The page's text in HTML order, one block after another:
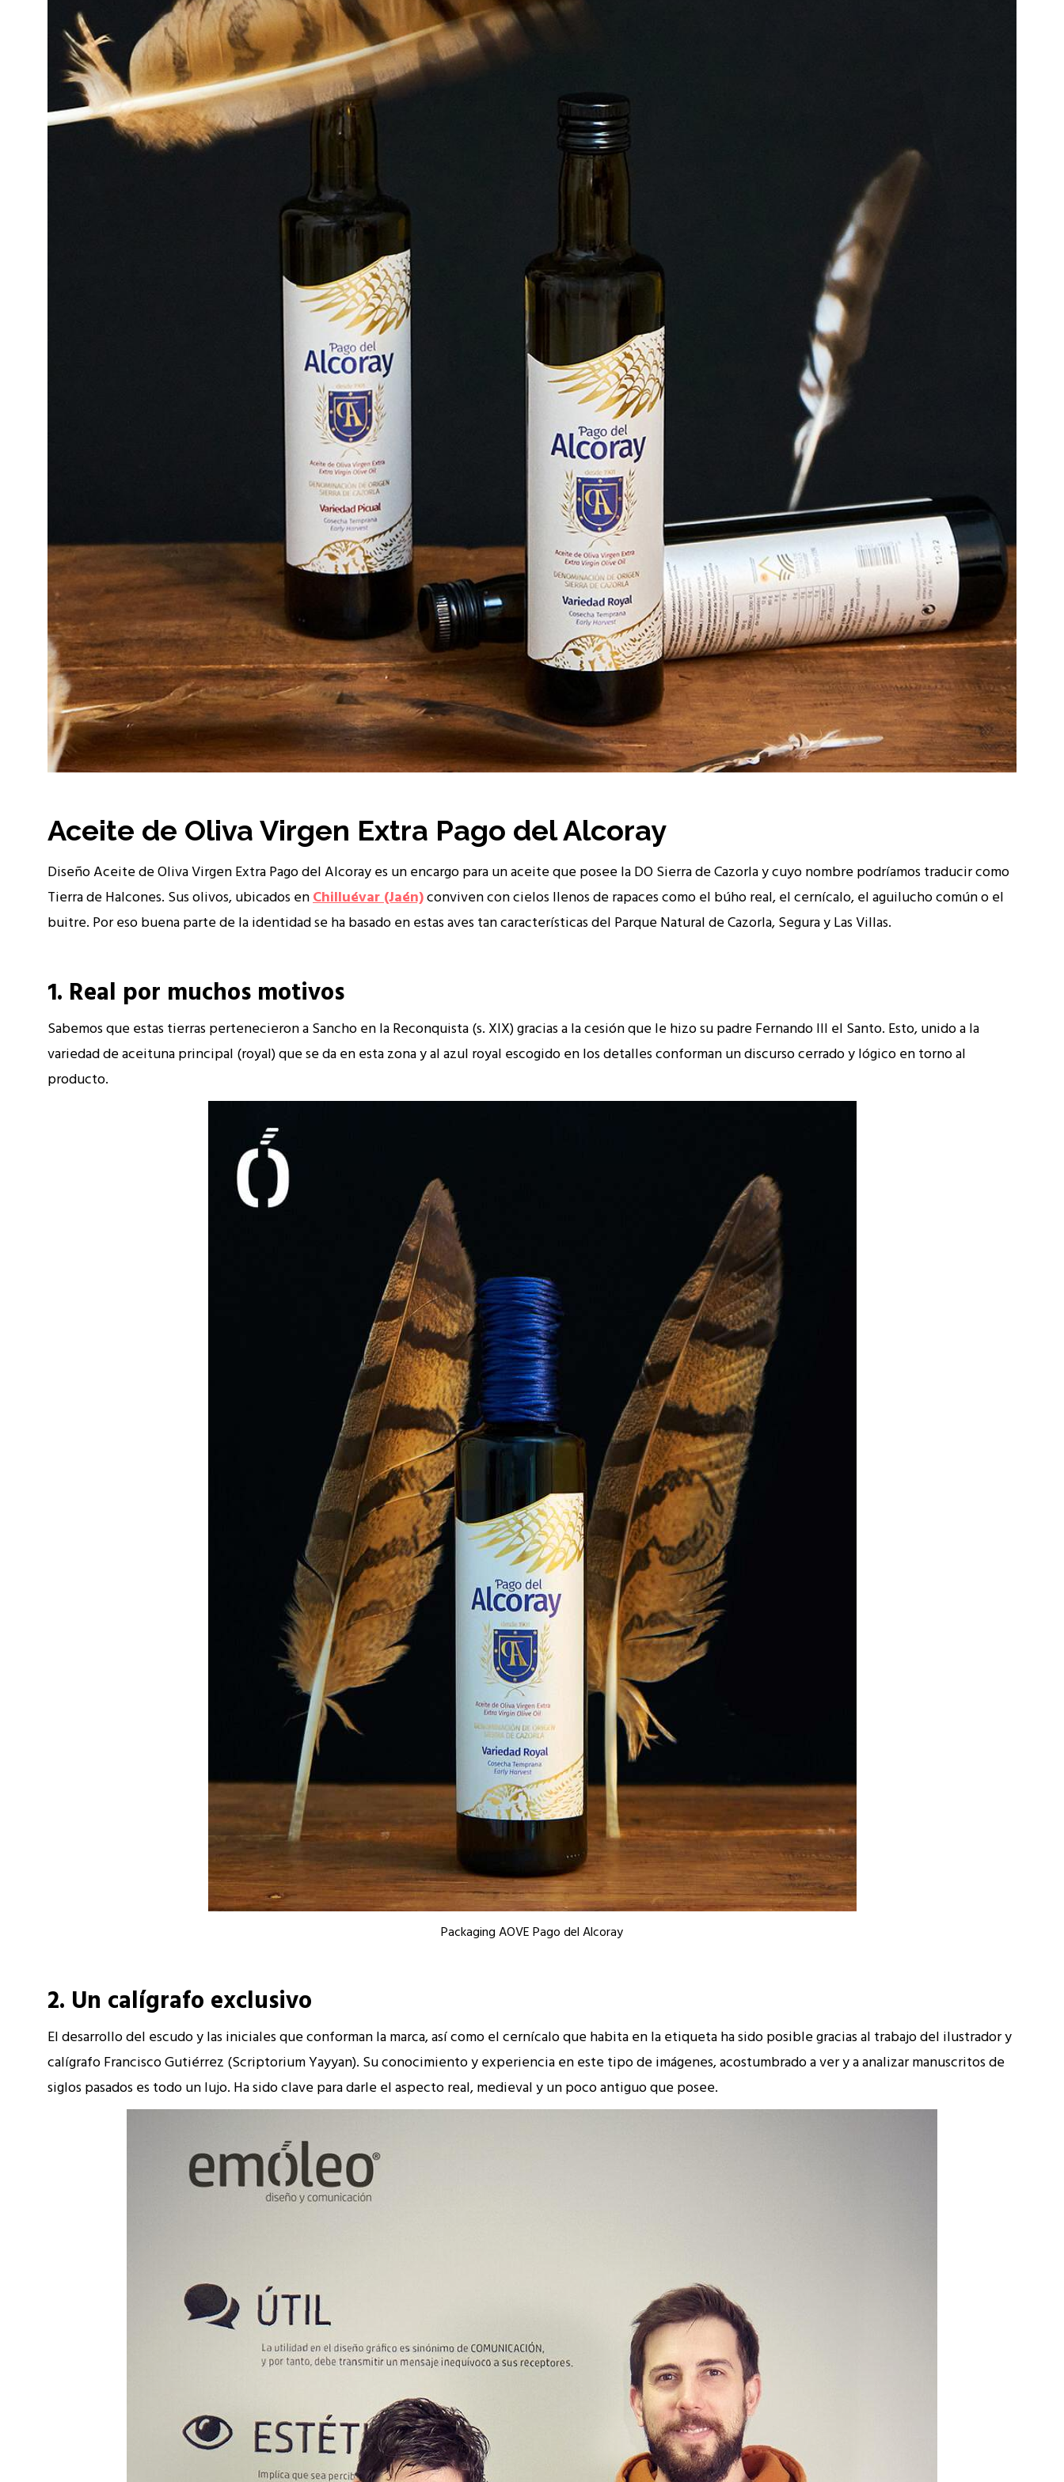
Aceite de Oliva Virgen Extra Pago del Alcoray
Diseño Aceite de Oliva Virgen Extra Pago del Alcoray es un encargo para un aceite que posee la DO Sierra de Cazorla y cuyo nombre podríamos traducir como
Tierra de Halcones. Sus olivos, ubicados enChilluévar (Jaén)conviven con cielos llenos de rapaces como el búho real, el cernícalo, el aguilucho común o el
buitre. Por eso buena parte de la identidad se ha basado en estas aves tan características del Parque Natural de Cazorla, Segura y Las Villas.
1. Real por muchos motivos
Sabemos que estas tierras pertenecieron a Sancho en la Reconquista (s. XIX) gracias a la cesión que le hizo su padre Fernando III el Santo. Esto, unido a la
variedad de aceituna principal (royal) que se da en esta zona y al azul royal escogido en los detalles conforman un discurso cerrado y lógico en torno al
producto.
Packaging AOVE Pago del Alcoray
2. Un calígrafo exclusivo
El desarrollo del escudo y las iniciales que conforman la marca, así como el cernícalo que habita en la etiqueta ha sido posible gracias al trabajo del ilustrador y
calígrafo Francisco Gutiérrez (Scriptorium Yayyan). Su conocimiento y experiencia en este tipo de imágenes, acostumbrado a ver y a analizar manuscritos de
siglos pasados es todo un lujo. Ha sido clave para darle el aspecto real, medieval y un poco antiguo que posee.